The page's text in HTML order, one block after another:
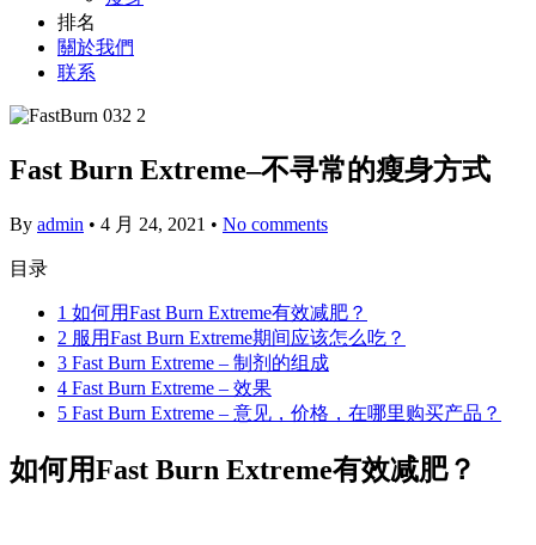
排名
關於我們
联系
Fast Burn Extreme–不寻常的瘦身方式
By admin • 4 月 24, 2021 • No comments
目录
1 如何用Fast Burn Extreme有效减肥？
2 服用Fast Burn Extreme期间应该怎么吃？
3 Fast Burn Extreme – 制剂的组成
4 Fast Burn Extreme – 效果
5 Fast Burn Extreme – 意见，价格，在哪里购买产品？
如何用Fast Burn Extreme有效减肥？